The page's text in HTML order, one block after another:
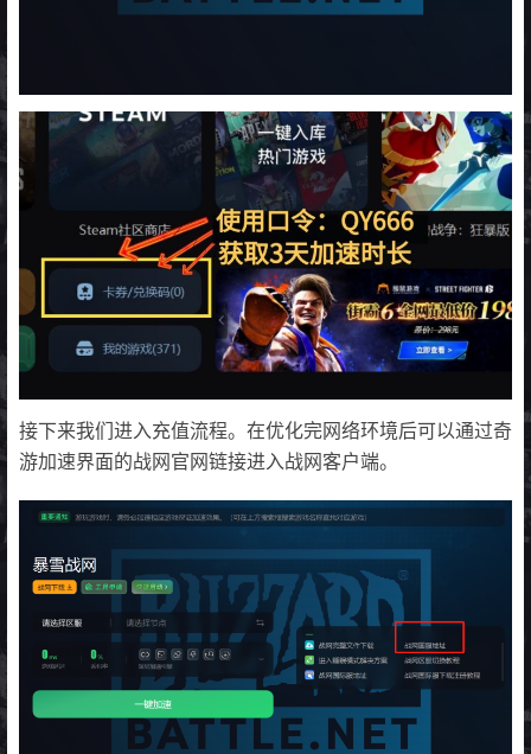
接下来我们进入充值流程。在优化完网络环境后可以通过奇
游加速界面的战网官网链接进入战网客户端。